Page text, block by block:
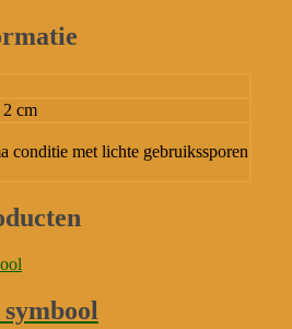
cm
conditie met lichte gebruikssporen